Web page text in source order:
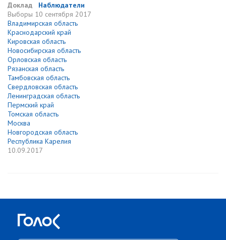
Доклад
Наблюдатели
Выборы 10 сентября 2017
Владимирская область
Краснодарский край
Кировская область
Новосибирская область
Орловская область
Рязанская область
Тамбовская область
Свердловская область
Ленинградская область
Пермский край
Томская область
Москва
Новгородская область
Республика Карелия
10.09.2017